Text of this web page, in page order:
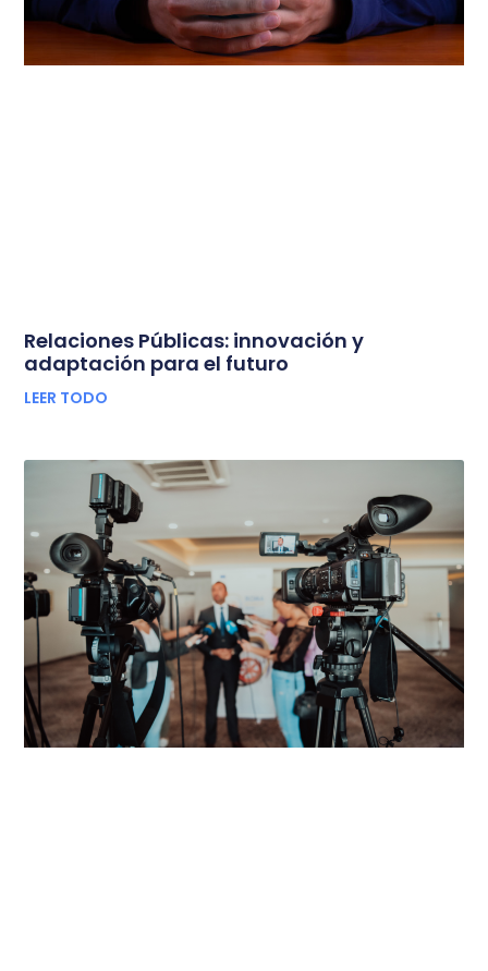
Relaciones Públicas: innovación y
adaptación para el futuro
LEER TODO